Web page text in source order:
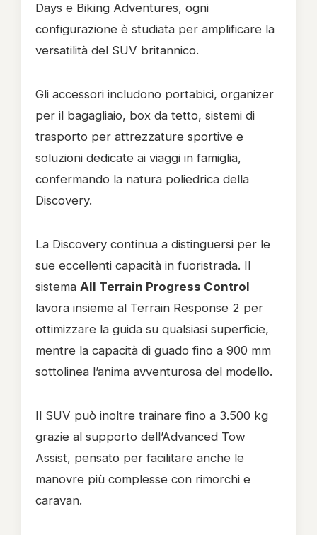
Days e Biking Adventures, ogni
configurazione è studiata per amplificare la
versatilità del SUV britannico.
Gli accessori includono portabici, organizer
per il bagagliaio, box da tetto, sistemi di
trasporto per attrezzature sportive e
soluzioni dedicate ai viaggi in famiglia,
confermando la natura poliedrica della
Discovery.
La Discovery continua a distinguersi per le
sue eccellenti capacità in fuoristrada. Il
sistema All Terrain Progress Control
lavora insieme al Terrain Response 2 per
ottimizzare la guida su qualsiasi superficie,
mentre la capacità di guado fino a 900 mm
sottolinea l’anima avventurosa del modello.
Il SUV può inoltre trainare fino a 3.500 kg
grazie al supporto dell’Advanced Tow
Assist, pensato per facilitare anche le
manovre più complesse con rimorchi e
caravan.